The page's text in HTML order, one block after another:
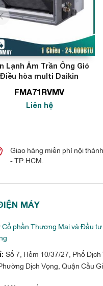
Lạnh Âm Trần
độ dàn lạnh CDXP25RVMV
hoạt động của dàn nóng có
chỉnh chênh lệch 0.5oC để
động tự động lựa chọn chế độ
dàn nóng 2 chiều lạnh sưởi
Lạnh Âm Trần Ông Gió
Điều hòa multi Daikin
FMA71RVMV
Liên hệ
prev
Giao hàng miễn phí nội
- TP.HCM.
MÁY
Cổ phần Thương Mại và Đầu
Số 7, Hẻm 10/37/27, Phố Dịch
Dịch Vọng, Quận Cầu